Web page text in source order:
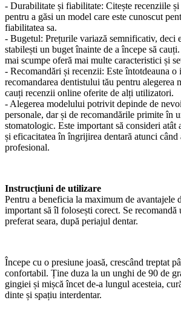
- Durabilitate și fiabilitate: Citește recenziile și
pentru a găsi un model care este cunoscut
fiabilitatea sa.
- Bugetul: Prețurile variază semnificativ, deci
stabilești un buget înainte de a începe să
mai scumpe oferă mai multe caracteristici și
- Recomandări și recenzii: Este întotdeauna o
recomandarea dentistului tău pentru alegerea
cauți recenzii online oferite de alți utilizatori.
- Alegerea modelului potrivit depinde de
personale, dar și de recomandările primite în
stomatologic. Este important să consideri atât
și eficacitatea în îngrijirea dentară atunci
profesional.
Instrucțiuni de utilizare
Pentru a beneficia la maximum de avantajele
important să îl folosești corect. Se
preferat seara, după periajul dentar.
Începe cu o presiune joasă, crescând treptat
confortabil. Ține duza la un unghi de 90 de
gingiei și mișcă încet de-a lungul acesteia,
dinte și spațiu interdentar.